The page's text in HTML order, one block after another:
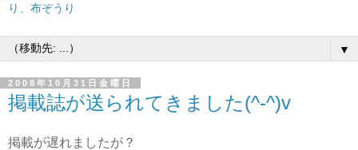
り、布ぞうり
▼
2008年10月31日金曜日
掲載誌が送られてきました(^-^)v
掲載が遅れましたが？